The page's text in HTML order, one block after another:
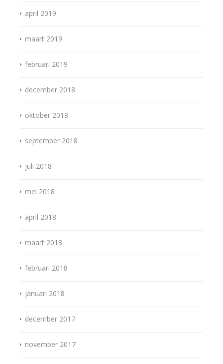
april 2019
maart 2019
februari 2019
december 2018
oktober 2018
september 2018
juli 2018
mei 2018
april 2018
maart 2018
februari 2018
januari 2018
december 2017
november 2017